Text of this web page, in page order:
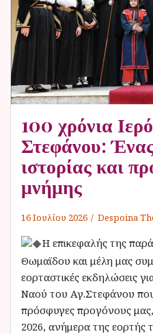
100 χρόνια
Στεφάνου:
ιστορίας και
μνήμης
16 Ιουλίου 2026 Despoina
Η επικεφαλής της
Θωμαϊδου και μέλη μας
εορταστικές εκδηλώσεις
Ναού του Αγ.Στεφάνου
πρόσφυγες προγόνους
2026, ανήμερα της εορτής